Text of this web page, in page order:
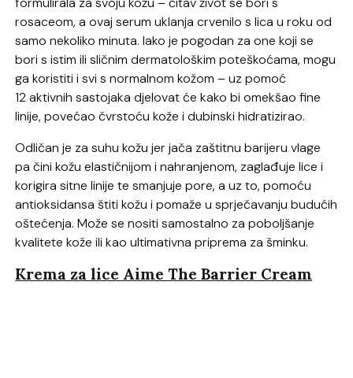
rosaceom, a ovaj serum uklanja crvenilo s lica u roku od
samo nekoliko minuta. Iako je pogodan za one koji se
bori s istim ili sličnim dermatološkim poteškoćama, mogu
ga koristiti i svi s normalnom kožom – uz pomoć
12 aktivnih sastojaka djelovat će kako bi omekšao fine
linije, povećao čvrstoću kože i dubinski hidratizirao.
Odličan je za suhu kožu jer jača zaštitnu barijeru vlage
pa čini kožu elastičnijom i nahranjenom, zaglađuje lice i
korigira sitne linije te smanjuje pore, a uz to, pomoću
antioksidansa štiti kožu i pomaže u sprječavanju budućih
oštećenja. Može se nositi samostalno za poboljšanje
kvalitete kože ili kao ultimativna priprema za šminku.
Krema za lice Aime The Barrier Cream